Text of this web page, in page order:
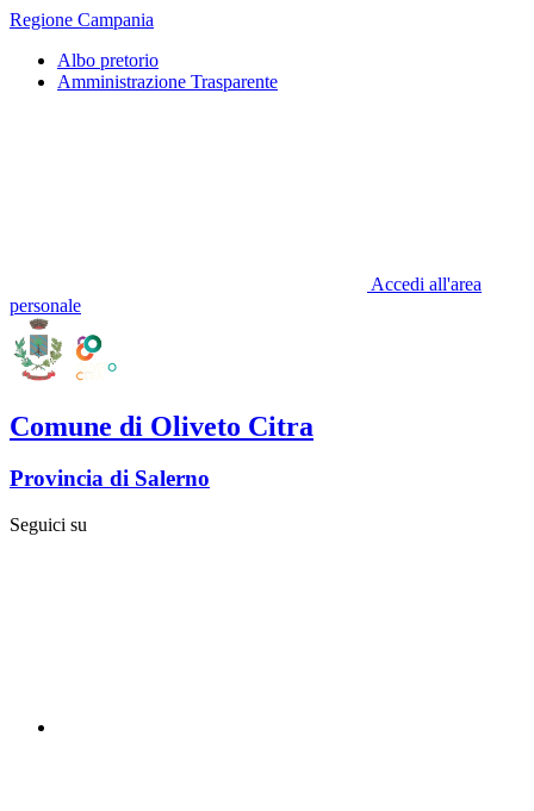
Regione Campania
Albo pretorio
Amministrazione Trasparente
Accedi all'area
personale
Comune di Oliveto Citra
Provincia di Salerno
Seguici su